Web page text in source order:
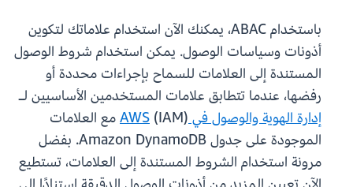
باستخدام ABAC، يمكنك الآن استخدام علاماتك لتكوين
أذونات وسياسات الوصول. يمكن استخدام شروط الوصول
المستندة إلى العلامات للسماح بإجراءات محددة أو
رفضها، عندما تتطابق علامات المستخدمين الأساسيين لـ
إدارة الهوية والوصول في AWS
(IAM) مع العلامات
الموجودة على جدول Amazon DynamoDB. بفضل
مرونة استخدام الشروط المستندة إلى العلامات، تستطيع